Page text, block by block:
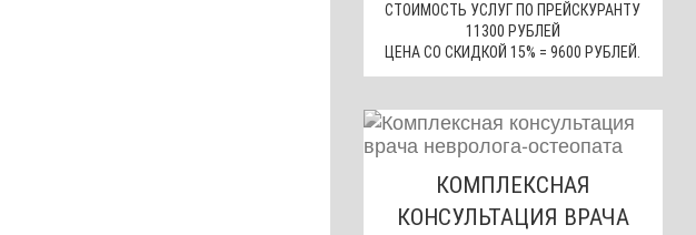
СТОИМОСТЬ УСЛУГ ПО ПРЕЙСКУРАНТУ
11300 РУБЛЕЙ
ЦЕНА СО СКИДКОЙ 15% = 9600 РУБЛЕЙ.
КОМПЛЕКСНАЯ
КОНСУЛЬТАЦИЯ ВРАЧА